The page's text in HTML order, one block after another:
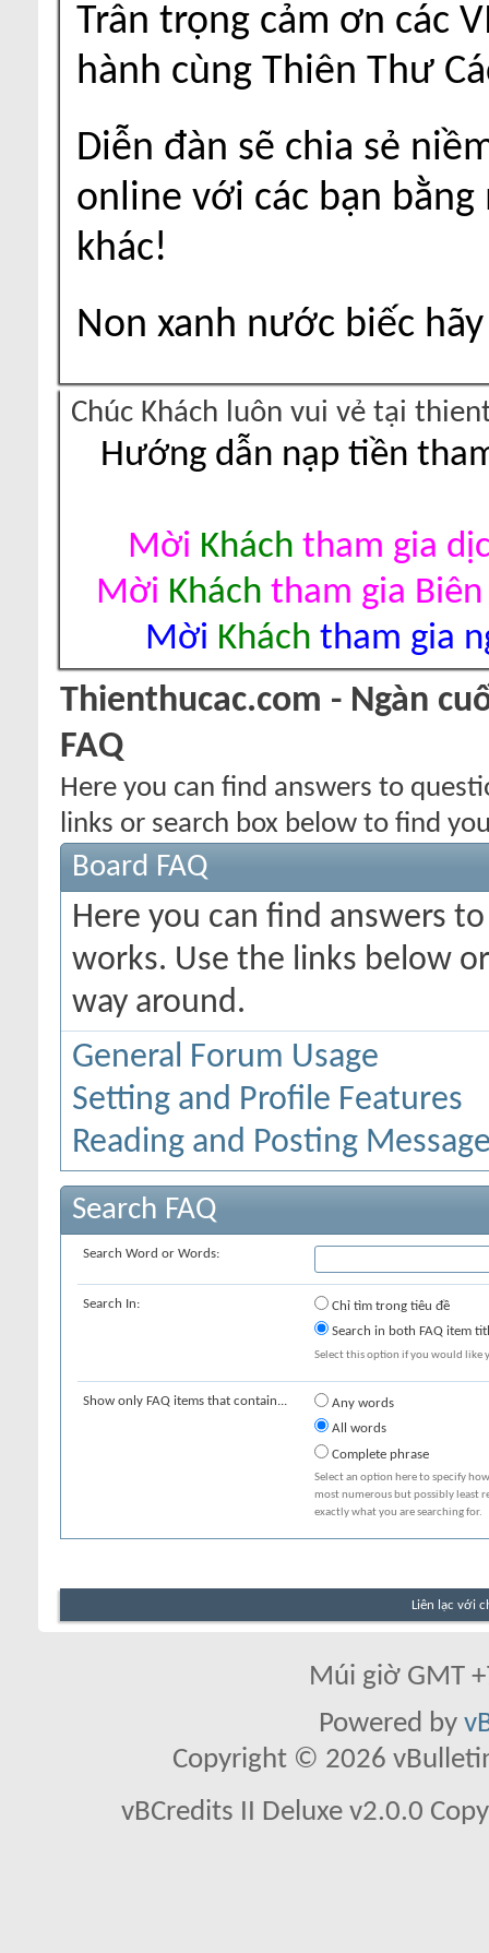
Trân trọng cảm ơn các
hành cùng Thiên Thư
Diễn đàn sẽ chia sẻ
online với các bạn
khác!
Non xanh nước biếc
Chúc Khách luôn vui vẻ tại
Hướng dẫn nạp tiền
Mời Khách tham gia
Mời Khách tham gia
Mời Khách tham gia
Thienthucac.com - Ngàn
FAQ
Here you can find answers to
links or search box below to find
Board FAQ
Here you can find answers
works. Use the links below
way around.
General Forum Usage
Setting and Profile Features
Reading and Posting
Search FAQ
Search Word or Words:
Search In:
Chỉ tìm trong tiêu đề
Search in both FAQ item
Select this option if you would like
Show only FAQ items that contain...
Any words
All words
Complete phrase
Select an option here to specify
most numerous but possibly least
exactly what you are searching for.
Liên lạc với
Múi giờ GMT
Powered by
Copyright © 2026
vBCredits II Deluxe v2.0.0